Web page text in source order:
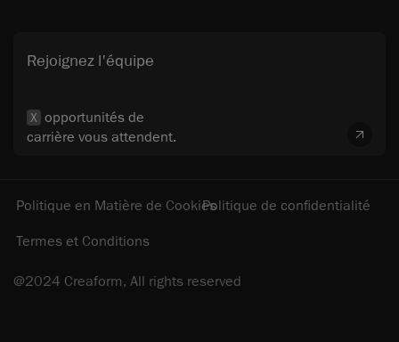
Rejoignez l'équipe
X opportunités de
carrière vous attendent.
@2024 Creaform, All rights reserved
Politique en Matière de CookiesPolitique de confidentialité
Termes et Conditions